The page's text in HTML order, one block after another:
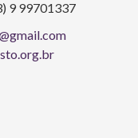
9 99701337